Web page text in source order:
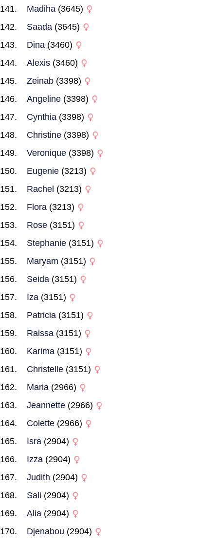
Madiha (3645)
Saada (3645)
Dina (3460)
Alexis (3460)
Zeinab (3398)
Angeline (3398)
Cynthia (3398)
Christine (3398)
Veronique (3398)
Eugenie (3213)
Rachel (3213)
Flora (3213)
Rose (3151)
Stephanie (3151)
Maryam (3151)
Seida (3151)
Iza (3151)
Patricia (3151)
Raissa (3151)
Karima (3151)
Christelle (3151)
Maria (2966)
Jeannette (2966)
Colette (2966)
Isra (2904)
Izza (2904)
Judith (2904)
Sali (2904)
Alia (2904)
Djenabou (2904)